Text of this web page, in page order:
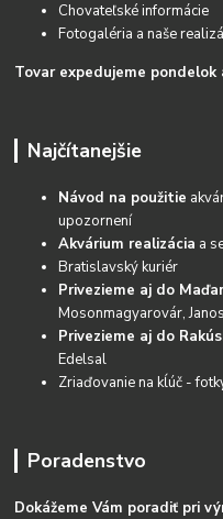
Chovateľské informácie
Fotogaléria a naše
Tovar expedujeme
Najčítanejšie
Návod na použitie
upozornení
Akvárium realizácia a
Bratislavský kuriér
Privezieme aj do
Mosonmagyarovár,
Privezieme aj do
Edelsal
Zriaďovanie na kĺúč -
Poradenstvo
Dokážeme Vám poradiť pri